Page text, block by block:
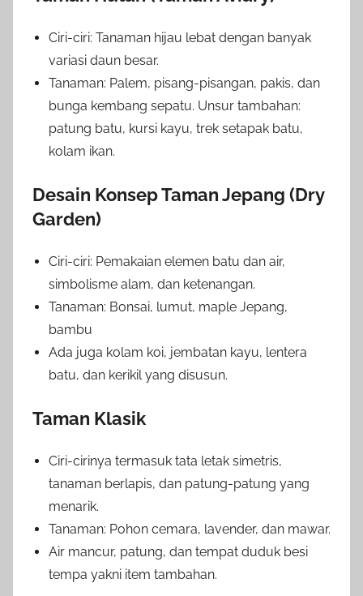
Ciri-ciri: Tanaman hijau lebat dengan banyak
variasi daun besar.
Tanaman: Palem, pisang-pisangan, pakis, dan
bunga kembang sepatu. Unsur tambahan:
patung batu, kursi kayu, trek setapak batu,
kolam ikan.
Desain Konsep Taman Jepang (Dry
Garden)
Ciri-ciri: Pemakaian elemen batu dan air,
simbolisme alam, dan ketenangan.
Tanaman: Bonsai, lumut, maple Jepang,
bambu
Ada juga kolam koi, jembatan kayu, lentera
batu, dan kerikil yang disusun.
Taman Klasik
Ciri-cirinya termasuk tata letak simetris,
tanaman berlapis, dan patung-patung yang
menarik.
Tanaman: Pohon cemara, lavender, dan mawar.
Air mancur, patung, dan tempat duduk besi
tempa yakni item tambahan.